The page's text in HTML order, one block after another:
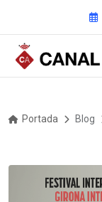
Portada Blog